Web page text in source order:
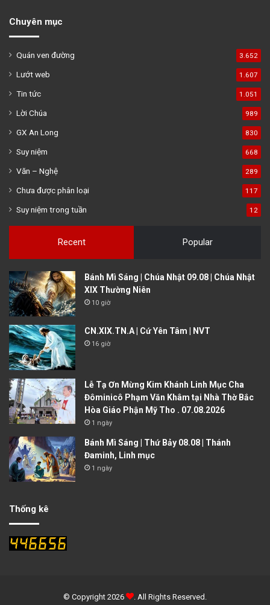
Chuyên mục
Quán ven đường 3.652
Lướt web 1.607
Tin tức 1.051
Lời Chúa 989
GX An Long 830
Suy niệm 668
Văn – Nghệ 289
Chưa được phân loại 117
Suy niệm trong tuần 12
Recent Popular
Bánh Mì Sáng | Chúa Nhật 09.08 | Chúa Nhật
XIX Thường Niên
10 giờ
CN.XIX.TN.A | Cứ Yên Tâm | NVT
16 giờ
Lễ Tạ Ơn Mừng Kim Khánh Linh Mục Cha
Đôminicô Phạm Văn Khâm tại Nhà Thờ Bắc
Hòa Giáo Phận Mỹ Tho . 07.08.2026
1 ngày
Bánh Mì Sáng | Thứ Bảy 08.08 | Thánh
Đaminh, Linh mục
1 ngày
Thống kê
© Copyright 2026 . All Rights Reserved.